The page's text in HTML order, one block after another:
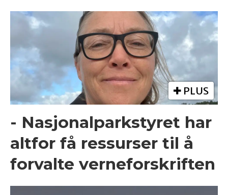
PLUS
- Nasjonalparkstyret har
altfor få ressurser til å
forvalte verneforskriften